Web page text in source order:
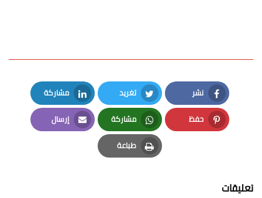
نشر
Facebook
تغريد
Twitter
مشاركة
LinkedIn
حفظ
Pinterest
مشاركة
Whatsapp
إرسال
Email
طباعة
Print
تعليقات